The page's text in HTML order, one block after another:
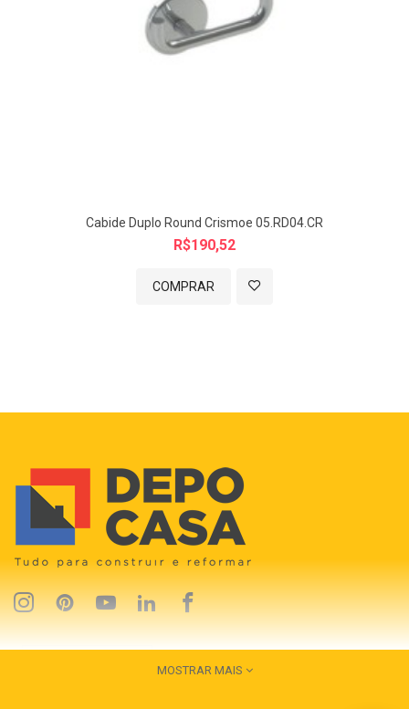
Cabide Duplo Round Crismoe 05.RD04.CR
R$190,52
COMPRAR
MOSTRAR MAIS